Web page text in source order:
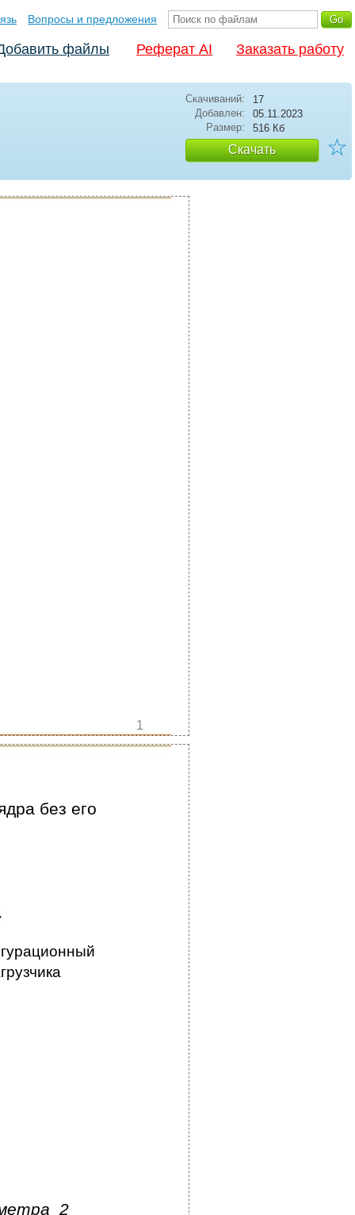
Вопросы и предложения
файлы Реферат AI Заказать работу
Скачиваний:
17
Добавлен:
05.11.2023
Размер:
516 Кб
Скачать ☆
1
без его